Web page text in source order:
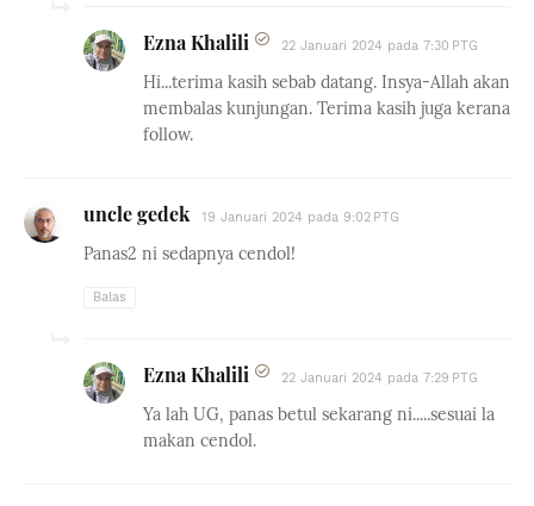
Ezna Khalili 22 Januari 2024 pada 7:30 PTG
Hi...terima kasih sebab datang. Insya-Allah akan
membalas kunjungan. Terima kasih juga kerana
follow.
uncle gedek 19 Januari 2024 pada 9:02 PTG
Panas2 ni sedapnya cendol!
Balas
Ezna Khalili 22 Januari 2024 pada 7:29 PTG
Ya lah UG, panas betul sekarang ni.....sesuai la
makan cendol.